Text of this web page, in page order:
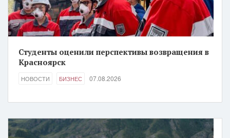
Студенты оценили перспективы возвращения в
Красноярск
НОВОСТИ БИЗНЕС 07.08.2026